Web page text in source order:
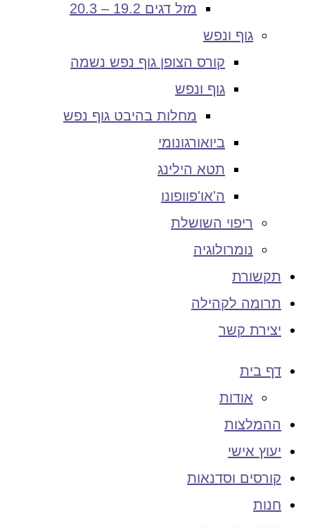
מזל דגים 19.2 – 20.3
גוף ונפש
קורס הצופן גוף נפש נשמה
גוף ונפש
מחלות בהיבט גוף נפש
ביואורגונומי
תטא הילינג
ה'או'פוופונו
ריפוי השושלת
נומרולוגיה
תקשורת
תרומה לקהילה
יצירת קשר
דף בית
אודות
ההמלצות
יעוץ אישי
קורסים וסדנאות
חנות